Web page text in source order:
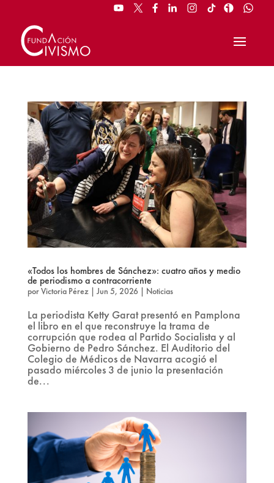
«Todos los hombres de Sánchez»: cuatro años y medio
de periodismo a contracorriente
porVictoria Pérez| Jun 5, 2026| Noticias
La periodista Ketty Garat presentó en Pamplona
el libro en el que reconstruye la trama de
corrupción que rodea al Partido Socialista y al
Gobierno de Pedro Sánchez. El Auditorio del
Colegio de Médicos de Navarra acogió el
pasado miércoles 3 de junio la presentación
de...